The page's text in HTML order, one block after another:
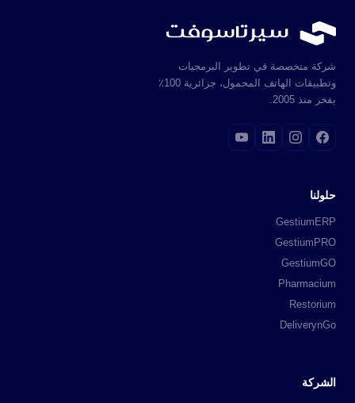
شركة متخصصة في تطوير البرمجيات
وتطبيقات الهاتف المحمول، جزائرية 100٪
بفخر منذ 2005.
حلولنا
GestiumERP
GestiumPRO
GestiumGO
Pharmacium
Restorium
DeliverynGo
الشركة